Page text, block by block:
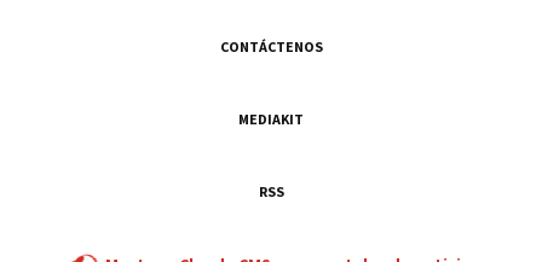
CONTÁCTENOS
MEDIAKIT
RSS